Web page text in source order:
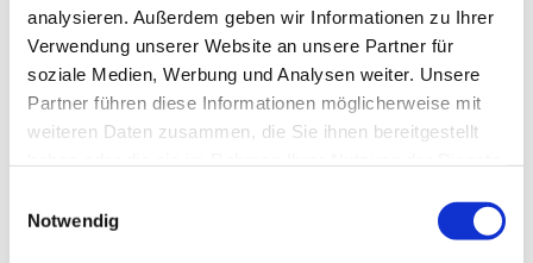
analysieren. Außerdem geben wir Informationen zu Ihrer
Verwendung unserer Website an unsere Partner für
soziale Medien, Werbung und Analysen weiter. Unsere
Partner führen diese Informationen möglicherweise mit
weiteren Daten zusammen, die Sie ihnen bereitgestellt
Notwendig
MEG TAGUNG 2017 IN BAD KISSINGEN